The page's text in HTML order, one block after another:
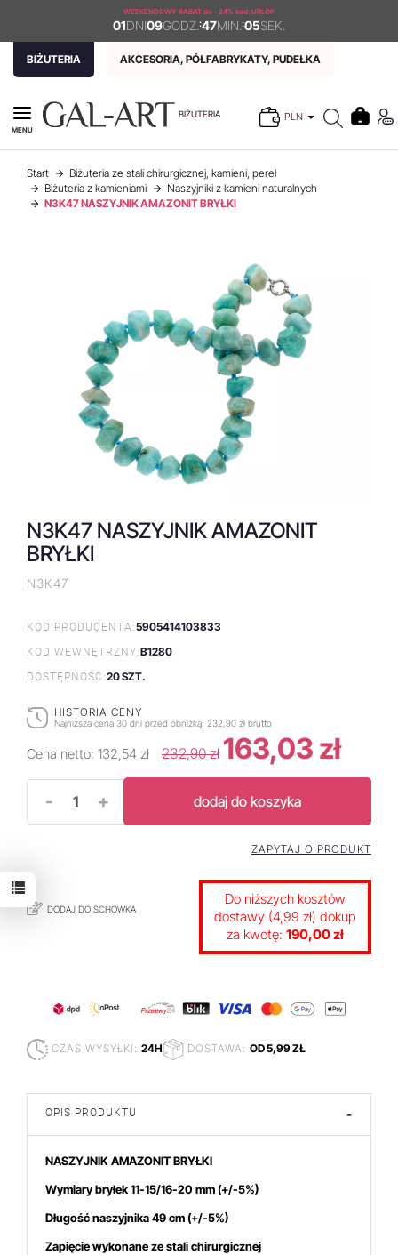
WEEKENDOWY RABAT do - 24% kod: URLOP
01DNI09GODZ. :47MIN. :04SEK.
BIŻUTERIA AKCESORIA, PÓŁFABRYKATY, PUDEŁKA
BIŻUTERIA PLN
MENU
Start
Biżuteria ze stali chirurgicznej, kamieni, pereł
Biżuteria z kamieniami
Naszyjniki z kamieni naturalnych
N3K47 NASZYJNIK AMAZONIT BRYŁKI
N3K47 NASZYJNIK AMAZONIT
BRYŁKI
N3K47
KOD PRODUCENTA:5905414103833
KOD WEWNĘTRZNY:B1280
DOSTĘPNOŚĆ:20 SZT.
HISTORIA CENY
Najniższa cena 30 dni przed obniżką: 232,90 zł brutto
Cena netto: 132,54 zł 232,90 zł 163,03 zł
- + dodaj do koszyka
DODAJ DO SCHOWKA
ZAPYTAJ O PRODUKT
Do niższych kosztów
dostawy (4,99 zł) dokup
za kwotę: 190,00 zł
CZAS WYSYŁKI: 24H DOSTAWA: OD 5,99 ZŁ
OPIS PRODUKTU -
NASZYJNIK AMAZONIT BRYŁKI
Wymiary bryłek 11-15/16-20 mm(+/-5%)
Długość naszyjnika 49 cm (+/-5%)
Zapięcie wykonane ze stali chirurgicznej